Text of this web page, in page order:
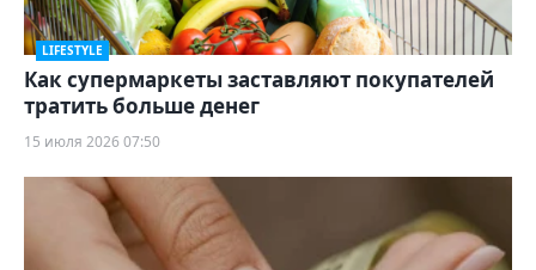
LIFESTYLE
Как супермаркеты заставляют покупателей
тратить больше денег
15 июля 2026 07:50